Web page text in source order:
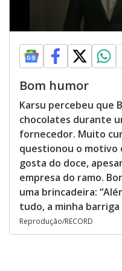
Bom humor
Karsu percebeu que
chocolates durante
fornecedor. Muito
questionou o motivo
gosta do doce,
empresa do ramo.
uma brincadeira:
tudo, a minha barriga
Reprodução/RECORD